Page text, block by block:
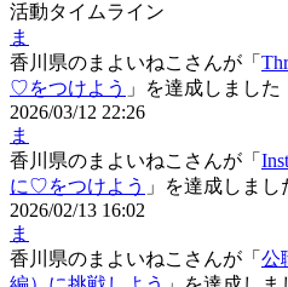
活動タイムライン
ま
香川県のまよいねこさんが「
♡をつけよう 」を達成しました
2026/03/12 22:26
ま
香川県のまよいねこさんが「
に♡をつけよう 」を達成しまし
2026/02/13 16:02
ま
香川県のまよいねこさんが「 公